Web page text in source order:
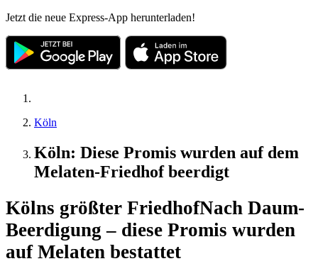
Jetzt die neue Express-App herunterladen!
Köln
Köln: Diese Promis wurden auf dem
Melaten-Friedhof beerdigt
Kölns größter FriedhofNach Daum-
Beerdigung – diese Promis wurden
auf Melaten bestattet